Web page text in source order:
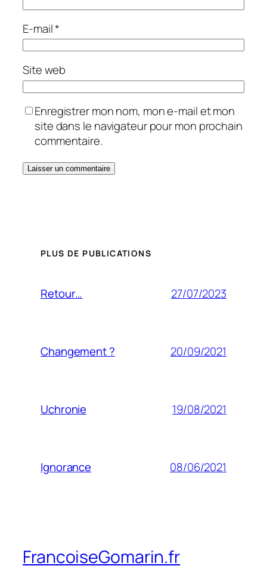
E-mail*
Site web
Enregistrer mon nom, mon e-mail et mon
site dans le navigateur pour mon prochain
commentaire.
PLUS DE PUBLICATIONS
Retour… 27/07/2023
Changement ? 20/09/2021
Uchronie 19/08/2021
Ignorance 08/06/2021
FrancoiseGomarin.fr